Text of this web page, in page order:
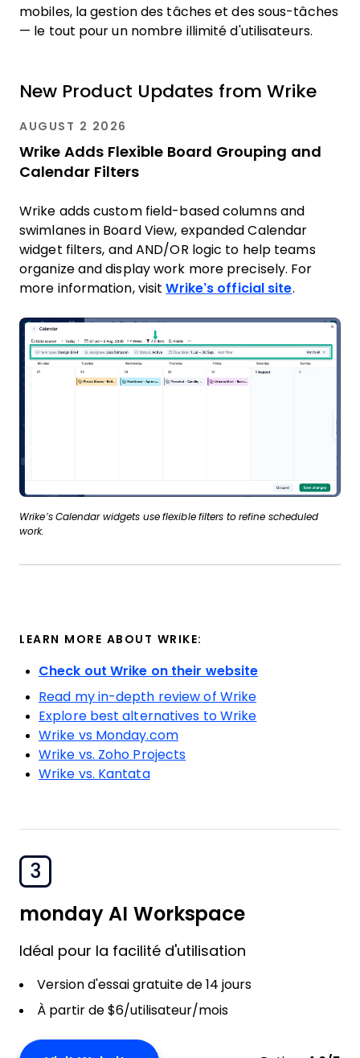
mobiles, la gestion des tâches et des sous-tâches
— le tout pour un nombre illimité d'utilisateurs.
New Product Updates from Wrike
Wrike’s Calendar widgets use flexible filters to refine scheduled
work.
AUGUST 2 2026
Wrike Adds Flexible Board Grouping and
Calendar Filters
Wrike adds custom field-based columns and
swimlanes in Board View, expanded Calendar
widget filters, and AND/OR logic to help teams
organize and display work more precisely. For
more information, visitWrike’s official site.
LEARN MORE ABOUT WRIKE:
Check out Wrike on their website
Read my in-depth review of Wrike
Explore best alternatives to Wrike
Wrike vs Monday.com
Wrike vs. Zoho Projects
Wrike vs. Kantata
3
monday AI Workspace
Idéal pour la facilité d'utilisation
Version d'essai gratuite de 14 jours
À partir de $6/utilisateur/mois